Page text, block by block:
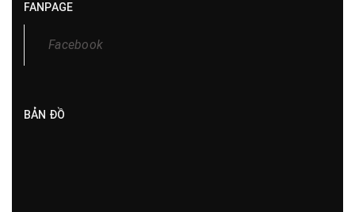
FANPAGE
Facebook
BẢN ĐỒ